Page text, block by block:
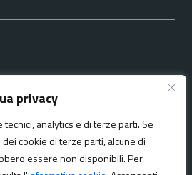
privacy
analytics e di terze parti. Se
cookie di terze parti, alcune di
essere non disponibili. Per
Mappa del sito